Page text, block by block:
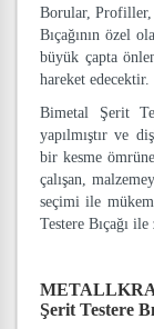
Borular, Profiller,
Bıçağının özel
büyük çapta
hareket edecektir.
Bimetal Şerit
yapılmıştır ve
bir kesme
çalışan,
seçimi ile
Testere Bıçağı
Şerit Testere